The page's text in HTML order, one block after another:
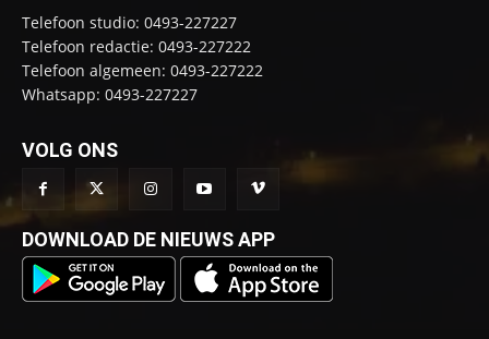
Telefoon studio: 0493-227227
Telefoon redactie: 0493-227222
Telefoon algemeen: 0493-227222
Whatsapp: 0493-227227
VOLG ONS
DOWNLOAD DE NIEUWS APP